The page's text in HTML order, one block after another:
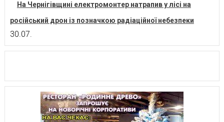
На Чернігівщині електромонтер натрапив у лісі на
російський дрон із позначкою радіаційної небезпеки
30.07.